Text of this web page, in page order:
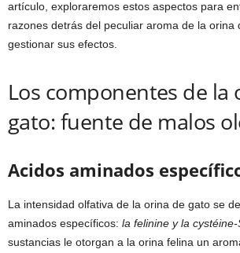
artículo, exploraremos estos aspectos para
razones detrás del peculiar aroma de la orina
gestionar sus efectos.
Los componentes de la
gato: fuente de malos
Acidos aminados
La intensidad olfativa de la orina de gato se
aminados específicos: la felinine y la
sustancias le otorgan a la orina felina un